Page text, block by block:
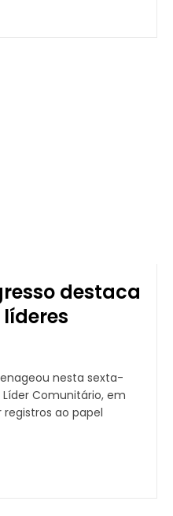
destaca
nesta sexta-
Comunitário, em
ao papel